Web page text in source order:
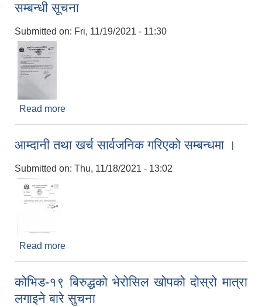
सम्बन्धी सूचना
Submitted on: Fri, 11/19/2021 - 11:30
Read more
आम्दानी तथा खर्च सार्वजनिक गरिएको सम्बन्धमा ।
Submitted on: Thu, 11/18/2021 - 13:02
Read more
कोभिड-१९ बिरुद्धको भेरोसिल खोपको दोस्रो मात्रा
लगाइने बारे सुचना